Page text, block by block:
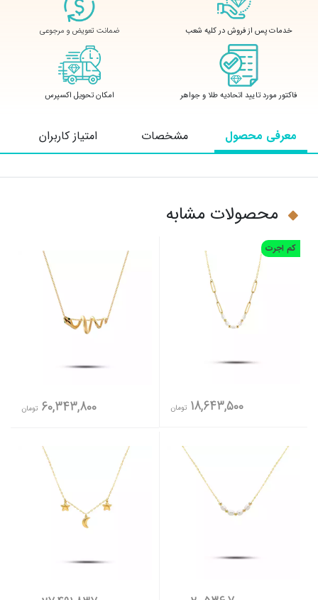
خدمات پس از فروش در کلیه شعب ضمانت تعویض و مرجوعی
فاکتور مورد تایید اتحادیه طلا و جواهر امکان تحویل اکسپرس
معرفی محصول مشخصات امتیاز کاربران
محصولات مشابه
کم اجرت
18,643,500 تومان 60,343,800 تومان